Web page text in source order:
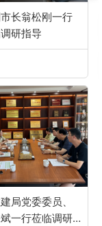
长翁松刚一行
研指导
局党委委员、
一行莅临调研